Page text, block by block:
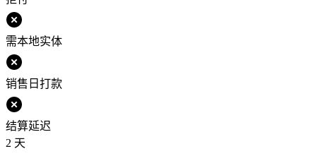
需本地实体
销售日打款
结算延迟
2 天